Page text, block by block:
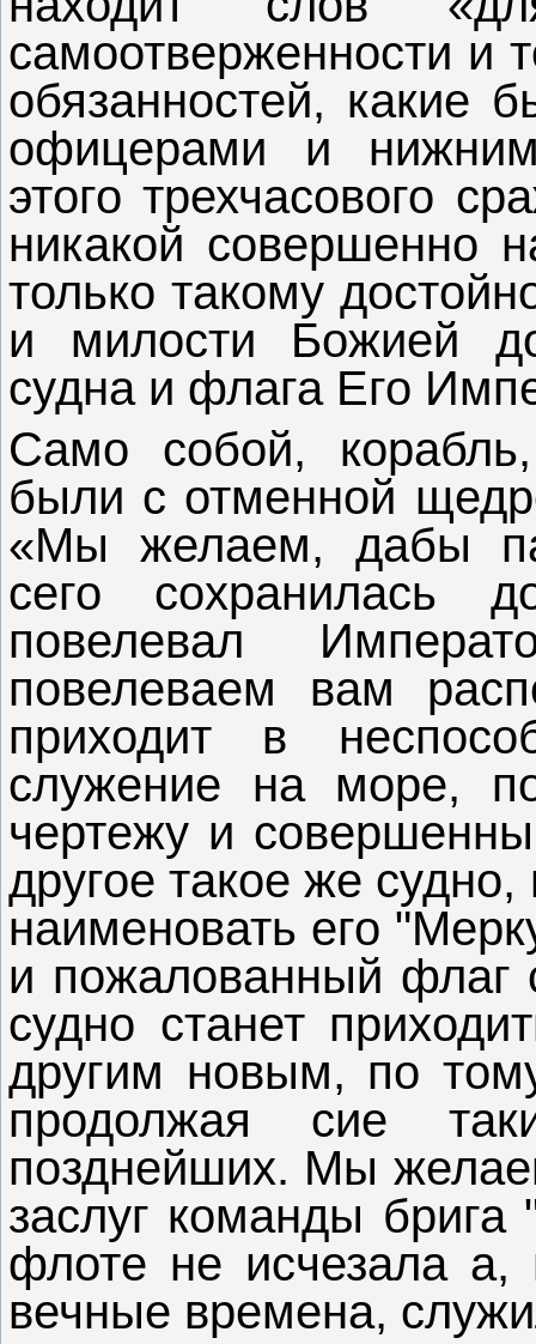
самоотверженности и
обязанностей, какие
офицерами и
этого трехчасового
никакой совершенно
только такому
и милости Божией
судна и флага Его
Само собой,
были с отменной
«Мы желаем, дабы
сего сохранилась
повелевал
повелеваем вам
приходит в
служение на море,
чертежу и
другое такое же
наименовать его
и пожалованный флаг
судно станет
другим новым, по
продолжая сие
позднейших. Мы
заслуг команды брига
флоте не исчезала
вечные времена,